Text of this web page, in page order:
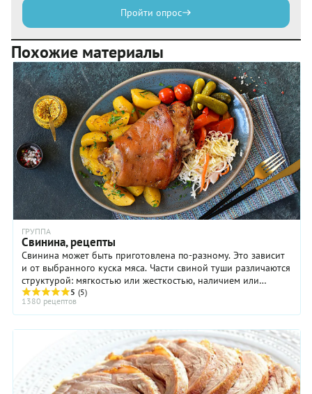
Пройти опрос
Похожие материалы
ГРУППА
Свинина, рецепты
Свинина может быть приготовлена по-разному. Это зависит
и от выбранного куска мяса. Части свиной туши различаются
структурой: мягкостью или жесткостью, наличием или
отсутствием жировых прослоек (мясо ...
5 (5)
1380 рецептов